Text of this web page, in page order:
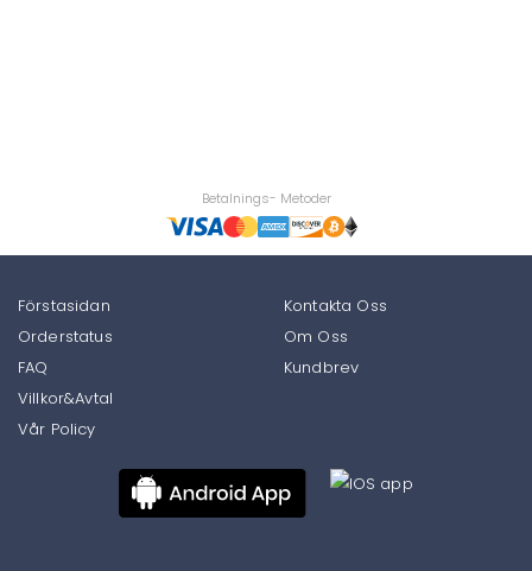
Betalnings- Metoder
Förstasidan
Orderstatus
FAQ
Kontakta Oss
Om Oss
Kundbrev
Villkor&Avtal
Vår Policy